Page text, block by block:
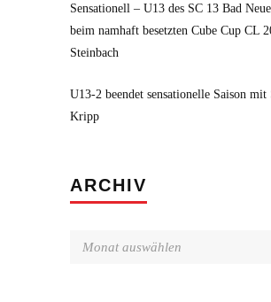
Sensationell – U13 des SC 13 Bad
beim namhaft besetzten Cube Cup CL
Steinbach
U13-2 beendet sensationelle Saison mit
Kripp
ARCHIV